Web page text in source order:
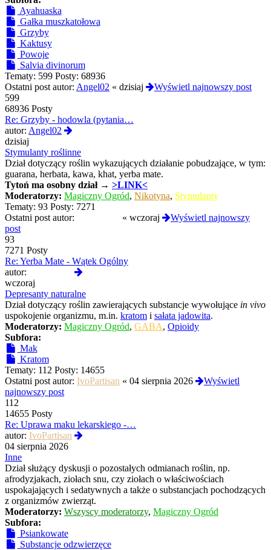
Ayahuaska
Gałka muszkatołowa
Grzyby
Kaktusy
Powoje
Salvia divinorum
Tematy: 599 Posty: 68936
Ostatni post autor: Angel02 « dzisiaj
Wyświetl najnowszy post
599
68936 Posty
Re: Grzyby - hodowla (pytania…
autor: Angel02
post
dzisiaj
Stymulanty roślinne
Dział dotyczący roślin wykazujących działanie pobudzające, w tym:
guarana, herbata, kawa, khat, yerba mate.
Tytoń ma osobny dział → >LINK<
Moderatorzy: Magiczny Ogród, Nikotyna, Stymulanty
Tematy: 93 Posty: 7271
Ostatni post autor:
« wczoraj
Wyświetl najnowszy
post
93
7271 Posty
Re: Yerba Mate - Wątek Ogólny
autor:
post
wczoraj
Depresanty naturalne
Dział dotyczący roślin zawierających substancje wywołujące in vivo
uspokojenie organizmu, m.in. kratom i sałata jadowita.
Moderatorzy: Magiczny Ogród, GABA, Opioidy
Subfora:
Mak
Kratom
Tematy: 112 Posty: 14655
Ostatni post autor: IvoPartisan « 04 sierpnia 2026
Wyświetl
najnowszy post
112
14655 Posty
Re: Uprawa maku lekarskiego -…
autor: IvoPartisan
04 sierpnia 2026
Inne
Dział służący dyskusji o pozostałych odmianach roślin, np.
afrodyzjakach, ziołach snu, czy ziołach o właściwościach
uspokajających i sedatywnych a także o substancjach pochodzących
z organizmów zwierząt.
Moderatorzy: Wszyscy moderatorzy, Magiczny Ogród
Subfora:
Psiankowate
Substancje odzwierzęce